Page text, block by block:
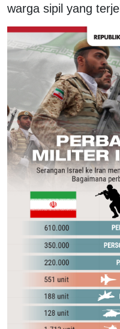
warga sipil yang